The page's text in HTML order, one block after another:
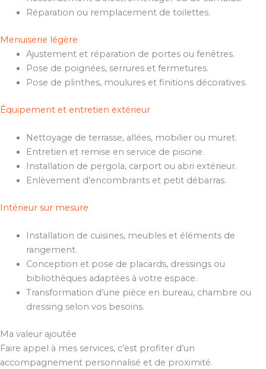
Réparation ou remplacement de toilettes.
Menuiserie légère
Ajustement et réparation de portes ou fenêtres.
Pose de poignées, serrures et fermetures.
Pose de plinthes, moulures et finitions décoratives.
Équipement et entretien extérieur
Nettoyage de terrasse, allées, mobilier ou muret.
Entretien et remise en service de piscine.
Installation de pergola, carport ou abri extérieur.
Enlèvement d’encombrants et petit débarras.
Intérieur sur mesure
Installation de cuisines, meubles et éléments de
rangement.
Conception et pose de placards, dressings ou
bibliothèques adaptées à votre espace.
Transformation d’une pièce en bureau, chambre ou
dressing selon vos besoins.
Ma valeur ajoutée
Faire appel à mes services, c’est profiter d’un
accompagnement personnalisé et de proximité.